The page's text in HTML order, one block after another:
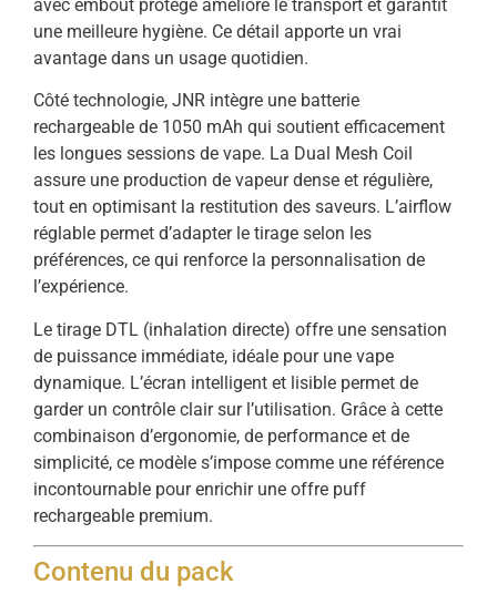
avec embout protégé améliore le transport et garantit
une meilleure hygiène. Ce détail apporte un vrai
avantage dans un usage quotidien.
Côté technologie, JNR intègre une batterie
rechargeable de 1050 mAh qui soutient efficacement
les longues sessions de vape. La Dual Mesh Coil
assure une production de vapeur dense et régulière,
tout en optimisant la restitution des saveurs. L’airflow
réglable permet d’adapter le tirage selon les
préférences, ce qui renforce la personnalisation de
l’expérience.
Le tirage DTL (inhalation directe) offre une sensation
de puissance immédiate, idéale pour une vape
dynamique. L’écran intelligent et lisible permet de
garder un contrôle clair sur l’utilisation. Grâce à cette
combinaison d’ergonomie, de performance et de
simplicité, ce modèle s’impose comme une référence
incontournable pour enrichir une offre puff
rechargeable premium.
Contenu du pack